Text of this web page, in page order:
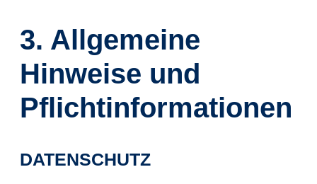
3. Allgemeine
Hinweise und
Pflicht­informationen
DATENSCHUTZ